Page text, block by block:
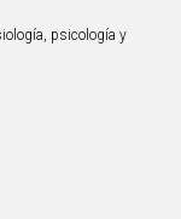
psicología y